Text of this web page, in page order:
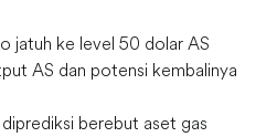
jatuh ke level 50 dolar AS
AS dan potensi kembalinya
diprediksi berebut aset gas